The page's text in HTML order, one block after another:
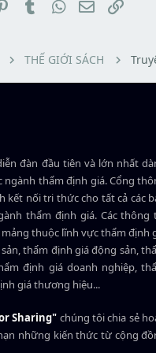
a
e
r
ầ
PinterestTumblrWhatsApp
EmailLink
THẾ GIỚI SÁCH
đàn đầu tiên và lớn nhất
ngành thẩm định giá. Cổng
kết nối tri thức cho tất cả các
thẩm định giá. Các thông
thuộc lĩnh vực thẩm định
thẩm định giá động sản,
định giá doanh nghiệp,
giá thương hiệu...
Sharing" chúng tôi chia sẻ
những kiến thức từ cộng